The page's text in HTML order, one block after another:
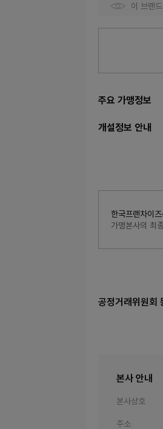
이 브랜
주요 가맹정보
개설정보 안내
한국프랜차이
가맹본사의 최
공정거래위원회
본사 안내
본사상호
주소